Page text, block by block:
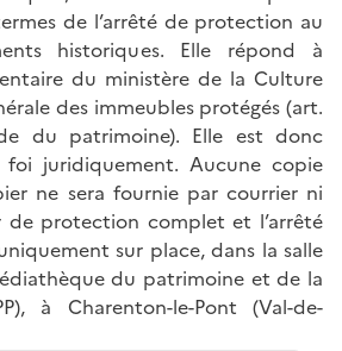
de l’arrêté de protection au
historiques. Elle répond à
du ministère de la Culture
des immeubles protégés (art.
du patrimoine). Elle est donc
juridiquement. Aucune copie
ne sera fournie par courrier ni
de protection complet et l’arrêté
sur place, dans la salle
du patrimoine et de la
à Charenton-le-Pont (Val-de-